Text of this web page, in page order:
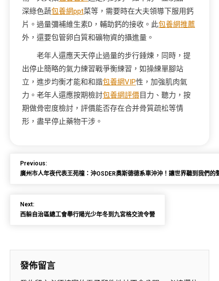
深綠色蔬包養網ppt菜等，需要時在大夫領導下服用鈣
片。過量彌補維生素D，輔助鈣的接收。此包養網推薦
外，還要包管卵白質和礦物資的攝進量。
老年人還應天天停止過量的步行錘煉，同時，提
出停止簡略的氣力練習戰爭衡練習，如操練單腳站
立，進步均衡才能和和諧包養網VIP性，加強肌肉氣
力。老年人還應按期檢討包養網評價目力、聽力，按
期做骨密度檢討，評價能否存在合并骨質疏松等情
形，盡早停止藥物干涉。
Previous:
廣州市人年夜代表王苑橦：沖OSDER奧斯德德系車沖沖！讓世界聽到我們的
Next:
西躲自治區總工會舉行陽光少年冬到九宮格交流令營
發佈留言